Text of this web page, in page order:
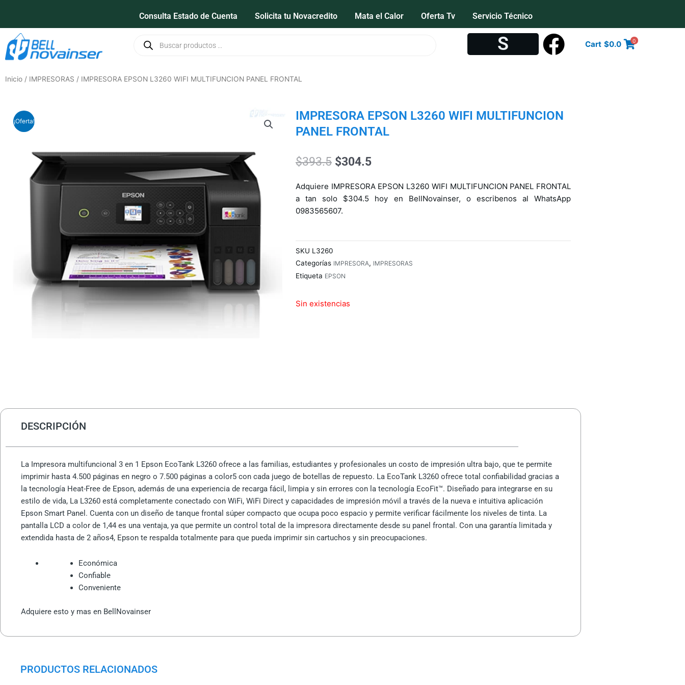
contenido
Consulta Estado de Cuenta Solicita tu Novacredito Mata el Calor Oferta Tv Servicio Técnico
productos oc Cart $0.0 0
Inicio / IMPRESORAS / IMPRESORA EPSON L3260 WIFI MULTIFUNCION PANEL FRONTAL
¡Oferta!
IMPRESORA EPSON L3260 WIFI MULTIFUNCION
PANEL FRONTAL
$393.5 El
original
era:
$393.5.
$304.5El
actual
es:
Adquiere IMPRESORA EPSON L3260 WIFI MULTIFUNCION PANEL FRONTAL
a tan solo $304.5 hoy en BellNovainser, o escribenos al WhatsApp
0983565607.
SKU L3260
Categorías IMPRESORA, IMPRESORAS
Etiqueta EPSON
Sin existencias
DESCRIPCIÓN
La Impresora multifuncional 3 en 1 Epson EcoTank L3260 ofrece a las familias, estudiantes y profesionales un costo de impresión ultra bajo, que te permite
imprimir hasta 4.500 páginas en negro o 7.500 páginas a color5 con cada juego de botellas de repuesto. La EcoTank L3260 ofrece total confiabilidad gracias a
la tecnología Heat-Free de Epson, además de una experiencia de recarga fácil, limpia y sin errores con la tecnología EcoFit™. Diseñado para integrarse en su
estilo de vida, La L3260 está completamente conectado con WiFi, WiFi Direct y capacidades de impresión móvil a través de la nueva e intuitiva aplicación
Epson Smart Panel. Cuenta con un diseño de tanque frontal súper compacto que ocupa poco espacio y permite verificar fácilmente los niveles de tinta. La
pantalla LCD a color de 1,44 es una ventaja, ya que permite un control total de la impresora directamente desde su panel frontal. Con una garantía limitada y
extendida hasta de 2 años4, Epson te respalda totalmente para que pueda imprimir sin cartuchos y sin preocupaciones.
Económica
Confiable
Conveniente
Adquiere esto y mas en BellNovainser
PRODUCTOS RELACIONADOS